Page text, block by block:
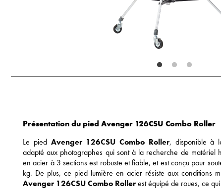
Présentation du pied Avenger 126CSU Combo Roller
Le pied Avenger 126CSU Combo Roller, disponible à
adapté aux photographes qui sont à la recherche de matériel
en acier à 3 sections est robuste et fiable, et est conçu pour
kg. De plus, ce pied lumière en acier résiste aux conditions
Avenger 126CSU Combo Rollerest équipé de roues, ce